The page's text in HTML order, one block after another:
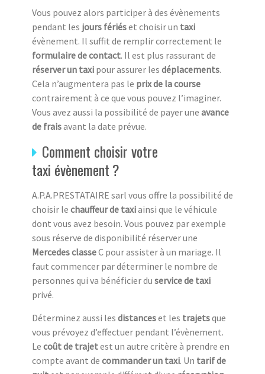
Vous pouvez alors participer à des évènements
pendant les jours fériéset choisir un taxi
évènement. Il suffit de remplir correctement le
formulaire de contact. Il est plus rassurant de
réserver un taxi pour assurer les déplacements.
Cela n’augmentera pas le prix de la course
contrairement à ce que vous pouvez l’imaginer.
Vous avez aussi la possibilité de payer une avance
de fraisavant la date prévue.
Comment choisir votre
taxi évènement ?
A.P.A.PRESTATAIRE sarl vous offre la possibilité de
choisir le chauffeur de taxiainsi que le véhicule
dont vous avez besoin. Vous pouvez par exemple
sous réserve de disponibilité réserver une
Mercedes classeC pour assister à un mariage. Il
faut commencer par déterminer le nombre de
personnes qui va bénéficier du service de taxi
privé.
Déterminez aussi les distanceset les trajetsque
vous prévoyez d’effectuer pendant l’évènement.
Le coût de trajetest un autre critère à prendre en
compte avant de commander un taxi. Un tarif de